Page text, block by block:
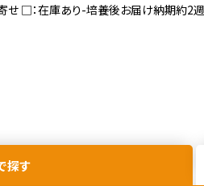
□：在庫あり-培養後お届け納期約2週
探す